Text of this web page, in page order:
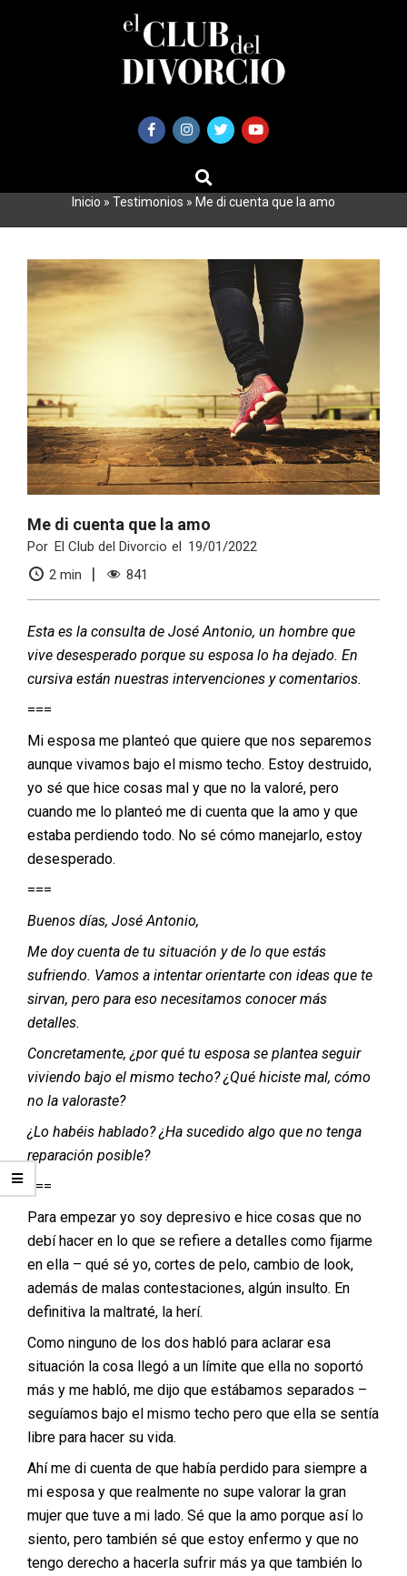
Navigation
BUSCAR
Inicio » Testimonios » Me di cuenta que la amo
Me di cuenta que la amo
Por El Club del Divorcio el
19/01/2022
2 min 841
Esta es la consulta de José Antonio, un hombre que
vive desesperado porque su esposa lo ha dejado. En
cursiva están nuestras intervenciones y comentarios.
===
Mi esposa me planteó que quiere que nos separemos
aunque vivamos bajo el mismo techo. Estoy destruido,
yo sé que hice cosas mal y que no la valoré, pero
cuando me lo planteó me di cuenta que la amo y que
estaba perdiendo todo. No sé cómo manejarlo, estoy
desesperado.
===
Buenos días, José Antonio,
Me doy cuenta de tu situación y de lo que estás
sufriendo. Vamos a intentar orientarte con ideas que te
sirvan, pero para eso necesitamos conocer más
detalles.
Concretamente, ¿por qué tu esposa se plantea seguir
viviendo bajo el mismo techo? ¿Qué hiciste mal, cómo
no la valoraste?
¿Lo habéis hablado? ¿Ha sucedido algo que no tenga
reparación posible?
===
Para empezar yo soy depresivo e hice cosas que no
debí hacer en lo que se refiere a detalles como fijarme
en ella – qué sé yo, cortes de pelo, cambio de look,
además de malas contestaciones, algún insulto. En
definitiva la maltraté, la herí.
Como ninguno de los dos habló para aclarar esa
situación la cosa llegó a un límite que ella no soportó
más y me habló, me dijo que estábamos separados –
seguíamos bajo el mismo techo pero que ella se sentía
libre para hacer su vida.
Ahí me di cuenta de que había perdido para siempre a
mi esposa y que realmente no supe valorar la gran
mujer que tuve a mi lado. Sé que la amo porque así lo
siento, pero también sé que estoy enfermo y que no
tengo derecho a hacerla sufrir más ya que también lo